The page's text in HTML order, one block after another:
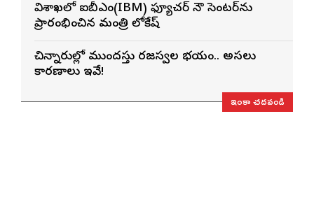
విశాఖలో ఐబీఎం(IBM) ఫ్యూచర్ నౌ సెంటర్‌ను
ప్రారంభించిన మంత్రి లోకేష్
చిన్నారుల్లో ముందస్తు రజస్వల భయం.. అసలు
కారణాలు ఇవే!
ఇంకా చదవండి